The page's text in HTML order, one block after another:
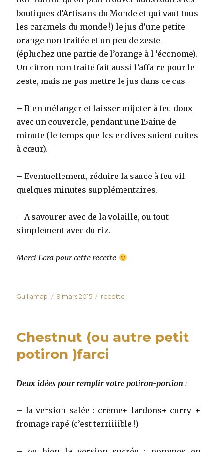
boutiques d’Artisans du Monde et qui vaut tous
les caramels du monde !) le jus d’une petite
orange non traitée et un peu de zeste
(épluchez une partie de l’orange à l ‘économe).
Un citron non traité fait aussi l’affaire pour le
zeste, mais ne pas mettre le jus dans ce cas.
– Bien mélanger et laisser mijoter à feu doux
avec un couvercle, pendant une 15aine de
minute (le temps que les endives soient cuites
à cœur).
– Eventuellement, réduire la sauce à feu vif
quelques minutes supplémentaires.
– A savourer avec de la volaille, ou tout
simplement avec du riz.
Merci Lara pour cette recette
Auteur
Guillamap
Publié
9 mars 2015 Catégories
recette
Chestnut (ou autre petit
potiron )farci
Deux idées pour remplir votre potiron-portion :
– la version salée : crème+ lardons+ curry +
fromage rapé (c’est terriiiible !)